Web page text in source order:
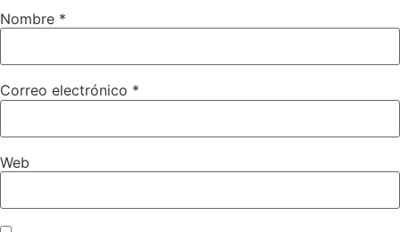
Nombre *
Correo electrónico *
Web